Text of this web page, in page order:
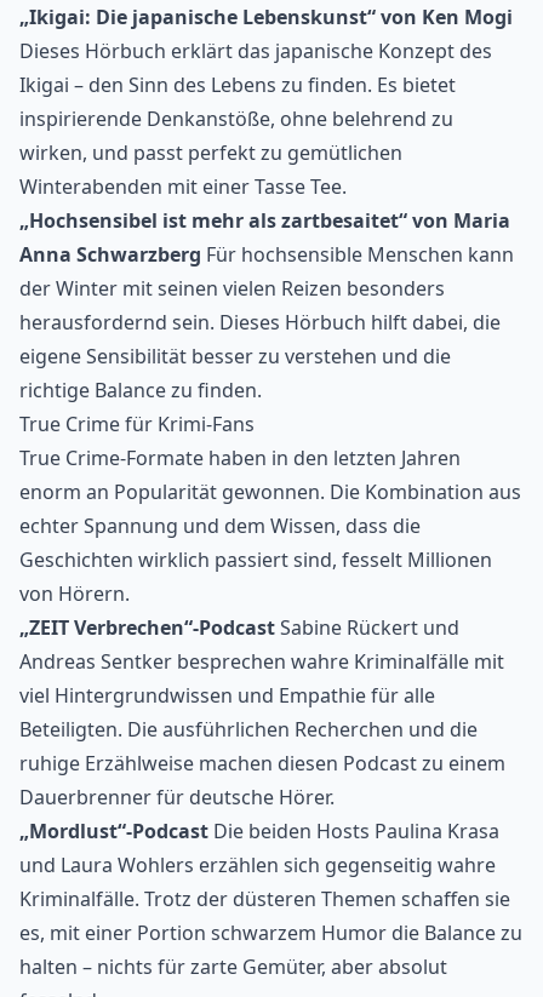
„Ikigai: Die japanische Lebenskunst“ von Ken Mogi
Dieses Hörbuch erklärt das japanische Konzept des
Ikigai – den Sinn des Lebens zu finden. Es bietet
inspirierende Denkanstöße, ohne belehrend zu
wirken, und passt perfekt zu gemütlichen
Winterabenden mit einer Tasse Tee.
„Hochsensibel ist mehr als zartbesaitet“ von Maria
Anna Schwarzberg Für hochsensible Menschen kann
der Winter mit seinen vielen Reizen besonders
herausfordernd sein. Dieses Hörbuch hilft dabei, die
eigene Sensibilität besser zu verstehen und die
richtige Balance zu finden.
True Crime für Krimi-Fans
True Crime-Formate haben in den letzten Jahren
enorm an Popularität gewonnen. Die Kombination aus
echter Spannung und dem Wissen, dass die
Geschichten wirklich passiert sind, fesselt Millionen
von Hörern.
„ZEIT Verbrechen“-PodcastSabine Rückert und
Andreas Sentker besprechen wahre Kriminalfälle mit
viel Hintergrundwissen und Empathie für alle
Beteiligten. Die ausführlichen Recherchen und die
ruhige Erzählweise machen diesen Podcast zu einem
Dauerbrenner für deutsche Hörer.
„Mordlust“-Podcast Die beiden Hosts Paulina Krasa
und Laura Wohlers erzählen sich gegenseitig wahre
Kriminalfälle. Trotz der düsteren Themen schaffen sie
es, mit einer Portion schwarzem Humor die Balance zu
halten – nichts für zarte Gemüter, aber absolut